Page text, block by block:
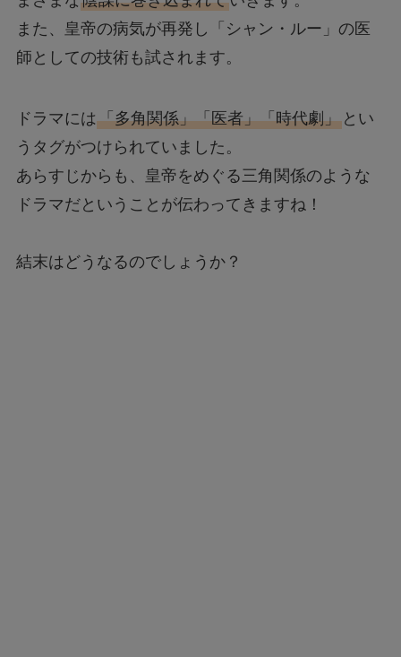
また、皇帝の病気が再発し「シャン・ルー」の医
師としての技術も試されます。
ドラマには「多角関係」「医者」「時代劇」とい
うタグがつけられていました。
あらすじからも、皇帝をめぐる三角関係のような
ドラマだということが伝わってきますね！
結末はどうなるのでしょうか？